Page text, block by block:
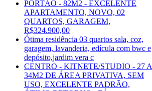
PORTÃO - 82M2 - EXCELENTE
APARTAMENTO, NOVO, 02
QUARTOS, GARAGEM,
R$324.900,00
Ótima residência 03 quartos sala, coz,
garagem, lavanderia, edícula com bwc e
depósito,jardim vera c
CENTRO - KITNETE/STUDIO - 27 A
34M2 DE ÁREA PRIVATIVA, SEM
USO, EXCELENTE PADRÃO,